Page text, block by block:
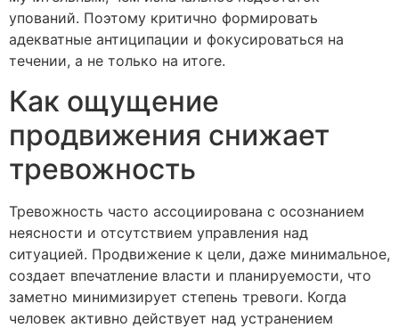
упований. Поэтому критично формировать
адекватные антиципации и фокусироваться на
течении, а не только на итоге.
Как ощущение
продвижения снижает
тревожность
Тревожность часто ассоциирована с осознанием
неясности и отсутствием управления над
ситуацией. Продвижение к цели, даже минимальное,
создает впечатление власти и планируемости, что
заметно минимизирует степень тревоги. Когда
человек активно действует над устранением